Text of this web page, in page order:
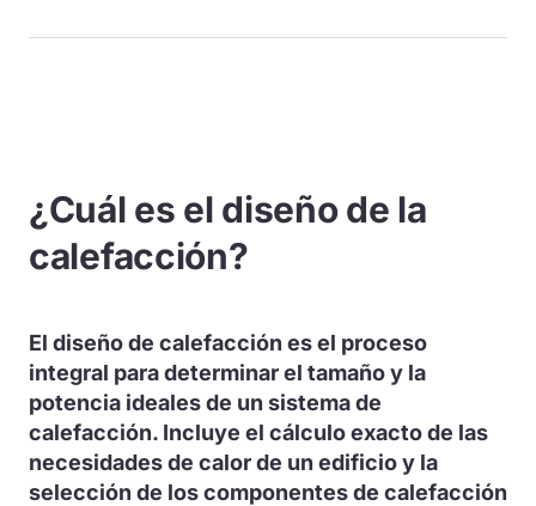
¿Cuál es el diseño de la
calefacción?
El diseño de calefacción es el proceso
integral para determinar el tamaño y la
potencia ideales de un sistema de
calefacción. Incluye el cálculo exacto de las
necesidades de calor de un edificio y la
selección de los componentes de calefacción